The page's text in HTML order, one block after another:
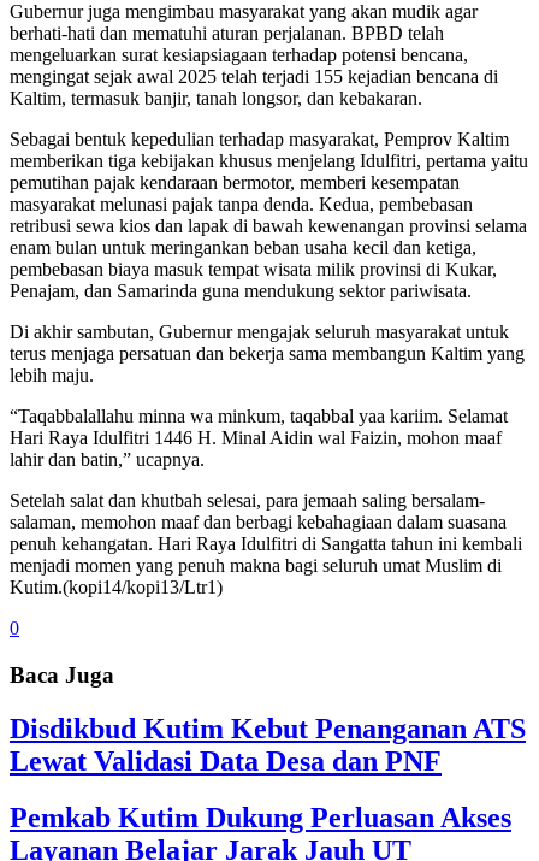
Gubernur juga mengimbau masyarakat yang akan mudik agar
berhati-hati dan mematuhi aturan perjalanan. BPBD telah
mengeluarkan surat kesiapsiagaan terhadap potensi bencana,
mengingat sejak awal 2025 telah terjadi 155 kejadian bencana di
Kaltim, termasuk banjir, tanah longsor, dan kebakaran.
Sebagai bentuk kepedulian terhadap masyarakat, Pemprov Kaltim
memberikan tiga kebijakan khusus menjelang Idulfitri, pertama yaitu
pemutihan pajak kendaraan bermotor, memberi kesempatan
masyarakat melunasi pajak tanpa denda. Kedua, pembebasan
retribusi sewa kios dan lapak di bawah kewenangan provinsi selama
enam bulan untuk meringankan beban usaha kecil dan ketiga,
pembebasan biaya masuk tempat wisata milik provinsi di Kukar,
Penajam, dan Samarinda guna mendukung sektor pariwisata.
Di akhir sambutan, Gubernur mengajak seluruh masyarakat untuk
terus menjaga persatuan dan bekerja sama membangun Kaltim yang
lebih maju.
“Taqabbalallahu minna wa minkum, taqabbal yaa kariim. Selamat
Hari Raya Idulfitri 1446 H. Minal Aidin wal Faizin, mohon maaf
lahir dan batin,” ucapnya.
Setelah salat dan khutbah selesai, para jemaah saling bersalam-
salaman, memohon maaf dan berbagi kebahagiaan dalam suasana
penuh kehangatan. Hari Raya Idulfitri di Sangatta tahun ini kembali
menjadi momen yang penuh makna bagi seluruh umat Muslim di
Kutim.(kopi14/kopi13/Ltr1)
0
Baca Juga
Disdikbud Kutim Kebut Penanganan ATS
Lewat Validasi Data Desa dan PNF
Pemkab Kutim Dukung Perluasan Akses
Layanan Belajar Jarak Jauh UT